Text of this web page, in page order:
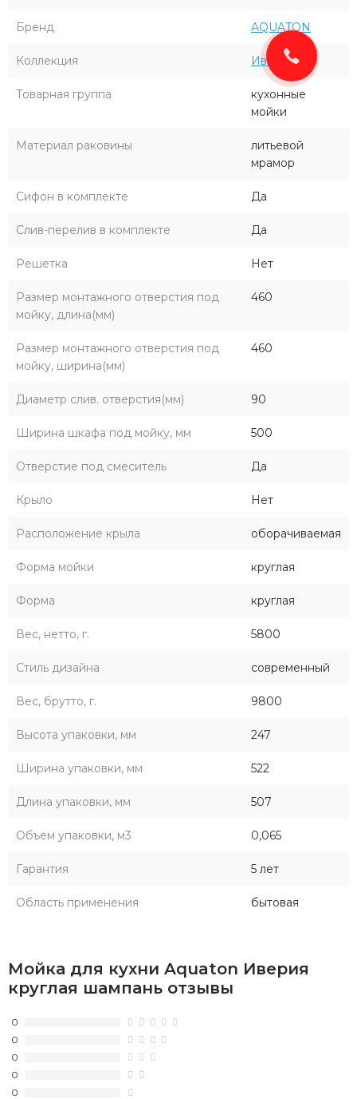
Бренд AQUATON
Коллекция Иверия
Товарная группа
кухонные
мойки
Материал раковины
литьевой
мрамор
Сифон в комплекте Да
Слив-перелив в комплекте Да
Решетка Нет
Размер монтажного отверстия под
мойку, длина(мм)
460
Размер монтажного отверстия под
мойку, ширина(мм)
460
Диаметр слив. отверстия(мм) 90
Ширина шкафа под мойку, мм 500
Отверстие под смеситель Да
Крыло Нет
Расположение крыла оборачиваемая
Форма мойки круглая
Форма круглая
Вес, нетто, г. 5800
Стиль дизайна современный
Вес, брутто, г. 9800
Высота упаковки, мм 247
Ширина упаковки, мм 522
Длина упаковки, мм 507
Объем упаковки, м3 0,065
Гарантия 5 лет
Область применения бытовая
Мойка для кухни Aquaton Иверия
круглая шампань отзывы
0
0
0
0
0